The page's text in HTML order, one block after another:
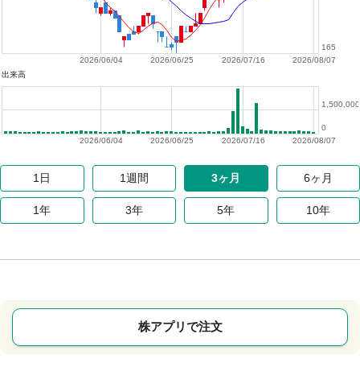
2026/08/07
2026/07/16
2026/06/25
2026/06/04
165
出来高
2026/08/07
2026/07/16
2026/06/25
2026/06/04
0
1,500,000
1日 1週間 3ヶ月 6ヶ月
1年 3年 5年 10年
株アプリで注文